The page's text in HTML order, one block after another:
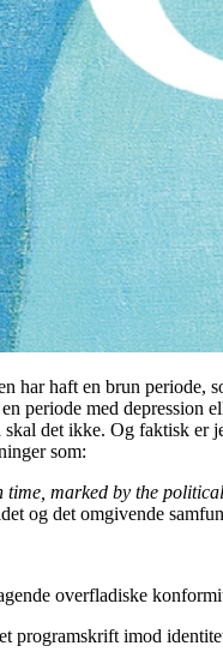
har haft en brun
periode med
det ikke. Og faktisk
som:
time, marked by the
og det omgivende
overfladiske
programskrift imod